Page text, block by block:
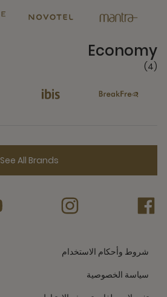
Economy
(4)
See All Brands
شروط وأحكام الاستخدام
سياسة الخصوصية